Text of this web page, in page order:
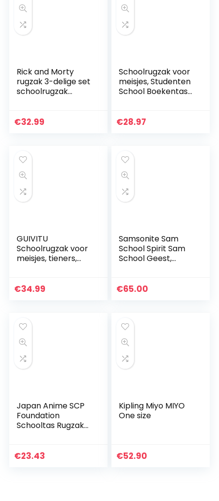
Rick and Morty
rugzak 3-delige set
schoolrugzak
€32.99
Schoolrugzak voor
meisjes, Studenten
School Boekentas
Outdoor Reistas,
€28.97
GUIVITU
Schoolrugzak voor
meisjes, tieners,
klasse, basisschool,
€34.99
Samsonite Sam
School Spirit Sam
School Geest,
€65.00
Japan Anime SCP
Foundation
Schooltas Rugzak
Tas Pakket Zwart
€23.43
Kipling Miyo MIYO
One size
€52.90